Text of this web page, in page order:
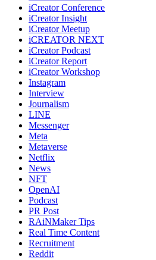
iCreator Conference
iCreator Insight
iCreator Meetup
iCREATOR NEXT
iCreator Podcast
iCreator Report
iCreator Workshop
Instagram
Interview
Journalism
LINE
Messenger
Meta
Metaverse
Netflix
News
NFT
OpenAI
Podcast
PR Post
RAiNMaker Tips
Real Time Content
Recruitment
Reddit